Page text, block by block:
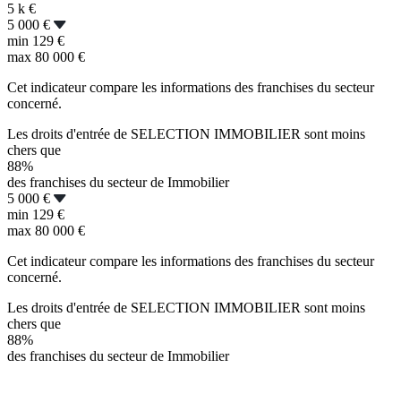
5 k €
5 000 €
min 129 €
max 80 000 €
Cet indicateur compare les informations des franchises du secteur
concerné.
Les droits d'entrée de SELECTION IMMOBILIER sont moins
chers que
88%
des franchises du secteur de Immobilier
5 000 €
min 129 €
max 80 000 €
Cet indicateur compare les informations des franchises du secteur
concerné.
Les droits d'entrée de SELECTION IMMOBILIER sont moins
chers que
88%
des franchises du secteur de Immobilier